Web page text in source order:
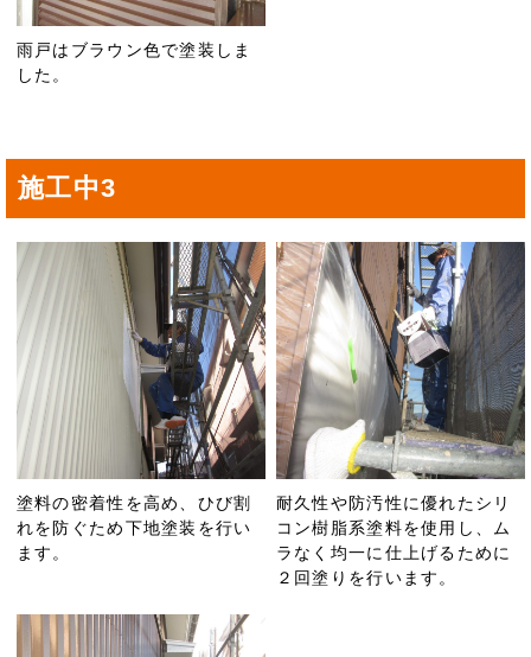
雨戸はブラウン色で塗装しま
した。
施工中3
塗料の密着性を高め、ひび割
れを防ぐため下地塗装を行い
ます。
耐久性や防汚性に優れたシリ
コン樹脂系塗料を使用し、ム
ラなく均一に仕上げるために
２回塗りを行います。